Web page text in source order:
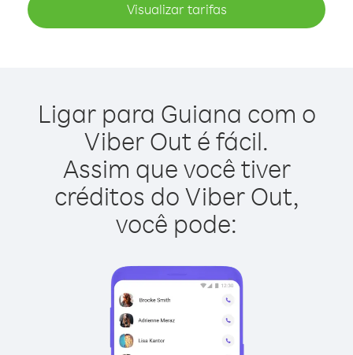
Visualizar tarifas
Ligar para Guiana com o
Viber Out é fácil.
Assim que você tiver
créditos do Viber Out,
você pode: